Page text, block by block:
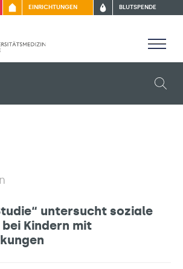
EINRICHTUNGEN BLUTSPENDE
untersucht soziale
Kindern mit